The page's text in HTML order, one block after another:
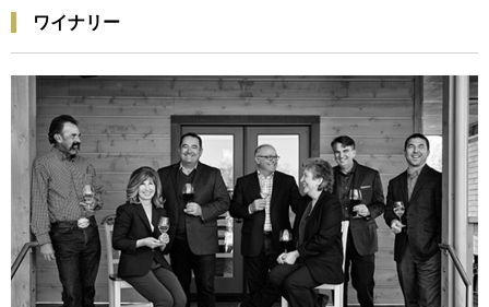
ワイナリー